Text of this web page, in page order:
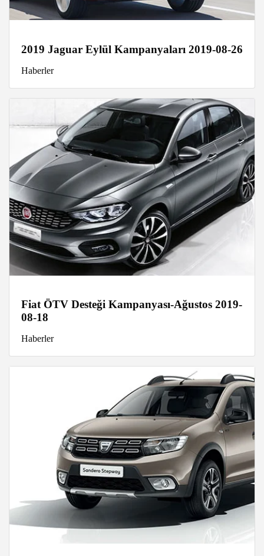
2019 Jaguar Eylül Kampanyaları 2019-08-26
Haberler
Fiat ÖTV Desteği Kampanyası-Ağustos 2019-
08-18
Haberler